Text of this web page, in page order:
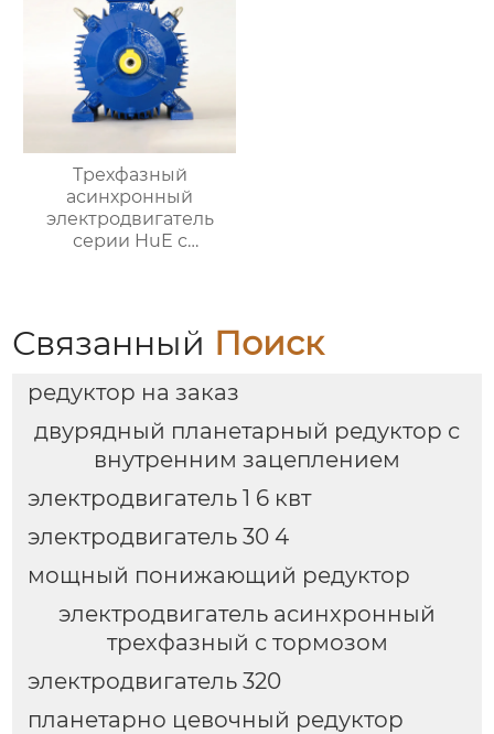
Трехфазный
асинхронный
электродвигатель
серии HuE с
Связанный Поиск
редуктор на заказ
двурядный планетарный редуктор с
внутренним зацеплением
электродвигатель 1 6 квт
электродвигатель 30 4
мощный понижающий редуктор
электродвигатель асинхронный
трехфазный с тормозом
электродвигатель 320
планетарно цевочный редуктор